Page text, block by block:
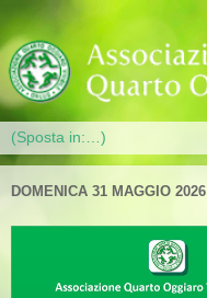
DOMENICA 31 MAGGIO 2026